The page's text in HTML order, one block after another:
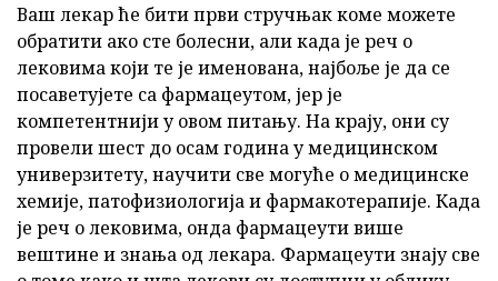
Ваш лекар ће бити први стручњак коме можете
обратити ако сте болесни, али када је реч о
лековима који те је именована, најбоље је да се
посаветујете са фармацеутом, јер је
компетентнији у овом питању. На крају, они су
провели шест до осам година у медицинском
универзитету, научити све могуће о медицинске
хемије, патофизиологија и фармакотерапије. Када
је реч о лековима, онда фармацеути више
вештине и знања од лекара. Фармацеути знају све